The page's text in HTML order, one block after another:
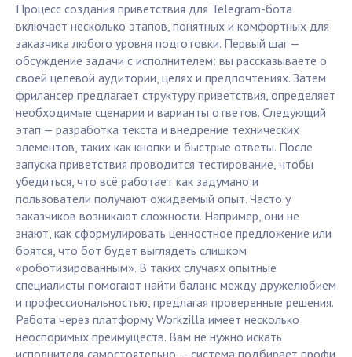
Процесс создания приветствия для Telegram-бота
включает несколько этапов, понятных и комфортных для
заказчика любого уровня подготовки. Первый шаг —
обсуждение задачи с исполнителем: вы рассказываете о
своей целевой аудитории, целях и предпочтениях. Затем
фрилансер предлагает структуру приветствия, определяет
необходимые сценарии и варианты ответов. Следующий
этап — разработка текста и внедрение технических
элементов, таких как кнопки и быстрые ответы. После
запуска приветствия проводится тестирование, чтобы
убедиться, что всё работает как задумано и
пользователи получают ожидаемый опыт. Часто у
заказчиков возникают сложности. Например, они не
знают, как сформулировать ценностное предложение или
боятся, что бот будет выглядеть слишком
«роботизированным». В таких случаях опытные
специалисты помогают найти баланс между дружелюбием
и профессиональностью, предлагая проверенные решения.
Работа через платформу Workzilla имеет несколько
неоспоримых преимуществ. Вам не нужно искать